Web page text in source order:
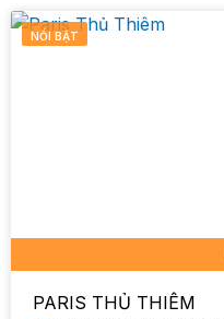
NỔI BẬT
PARIS THỦ THIÊM